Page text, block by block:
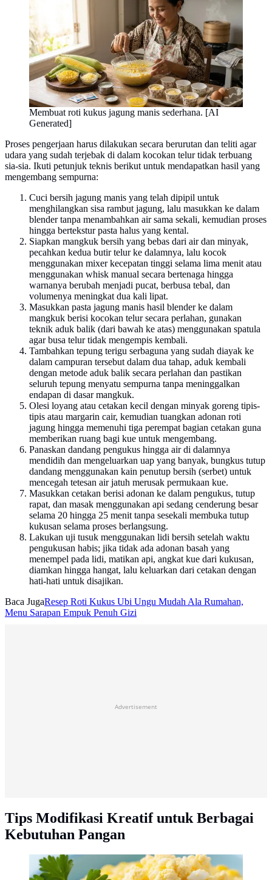
Membuat roti kukus jagung manis sederhana. [AI
Generated]
Proses pengerjaan harus dilakukan secara berurutan dan teliti agar
udara yang sudah terjebak di dalam kocokan telur tidak terbuang
sia-sia. Ikuti petunjuk teknis berikut untuk mendapatkan hasil yang
mengembang sempurna:
Cuci bersih jagung manis yang telah dipipil untuk
menghilangkan sisa rambut jagung, lalu masukkan ke dalam
blender tanpa menambahkan air sama sekali, kemudian proses
hingga bertekstur pasta halus yang kental.
Siapkan mangkuk bersih yang bebas dari air dan minyak,
pecahkan kedua butir telur ke dalamnya, lalu kocok
menggunakan mixer kecepatan tinggi selama lima menit atau
menggunakan whisk manual secara bertenaga hingga
warnanya berubah menjadi pucat, berbusa tebal, dan
volumenya meningkat dua kali lipat.
Masukkan pasta jagung manis hasil blender ke dalam
mangkuk berisi kocokan telur secara perlahan, gunakan
teknik aduk balik (dari bawah ke atas) menggunakan spatula
agar busa telur tidak mengempis kembali.
Tambahkan tepung terigu serbaguna yang sudah diayak ke
dalam campuran tersebut dalam dua tahap, aduk kembali
dengan metode aduk balik secara perlahan dan pastikan
seluruh tepung menyatu sempurna tanpa meninggalkan
endapan di dasar mangkuk.
Olesi loyang atau cetakan kecil dengan minyak goreng tipis-
tipis atau margarin cair, kemudian tuangkan adonan roti
jagung hingga memenuhi tiga perempat bagian cetakan guna
memberikan ruang bagi kue untuk mengembang.
Panaskan dandang pengukus hingga air di dalamnya
mendidih dan mengeluarkan uap yang banyak, bungkus tutup
dandang menggunakan kain penutup bersih (serbet) untuk
mencegah tetesan air jatuh merusak permukaan kue.
Masukkan cetakan berisi adonan ke dalam pengukus, tutup
rapat, dan masak menggunakan api sedang cenderung besar
selama 20 hingga 25 menit tanpa sesekali membuka tutup
kukusan selama proses berlangsung.
Lakukan uji tusuk menggunakan lidi bersih setelah waktu
pengukusan habis; jika tidak ada adonan basah yang
menempel pada lidi, matikan api, angkat kue dari kukusan,
diamkan hingga hangat, lalu keluarkan dari cetakan dengan
hati-hati untuk disajikan.
Baca JugaResep Roti Kukus Ubi Ungu Mudah Ala Rumahan,
Menu Sarapan Empuk Penuh Gizi
Advertisement
Tips Modifikasi Kreatif untuk Berbagai
Kebutuhan Pangan